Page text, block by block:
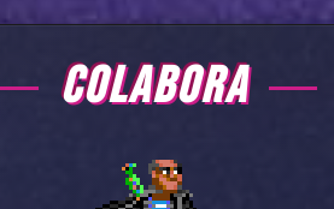
COLABORA